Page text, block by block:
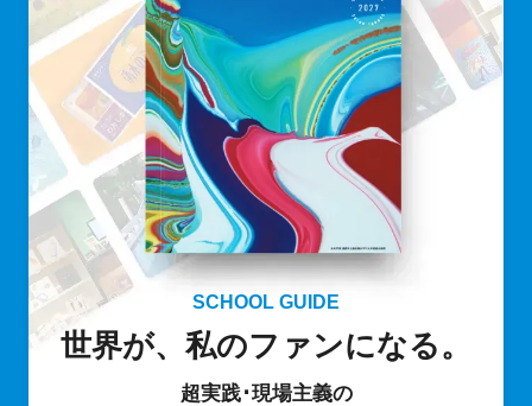
SCHOOL GUIDE
世界が、私のファンになる。
超実践･現場主義の